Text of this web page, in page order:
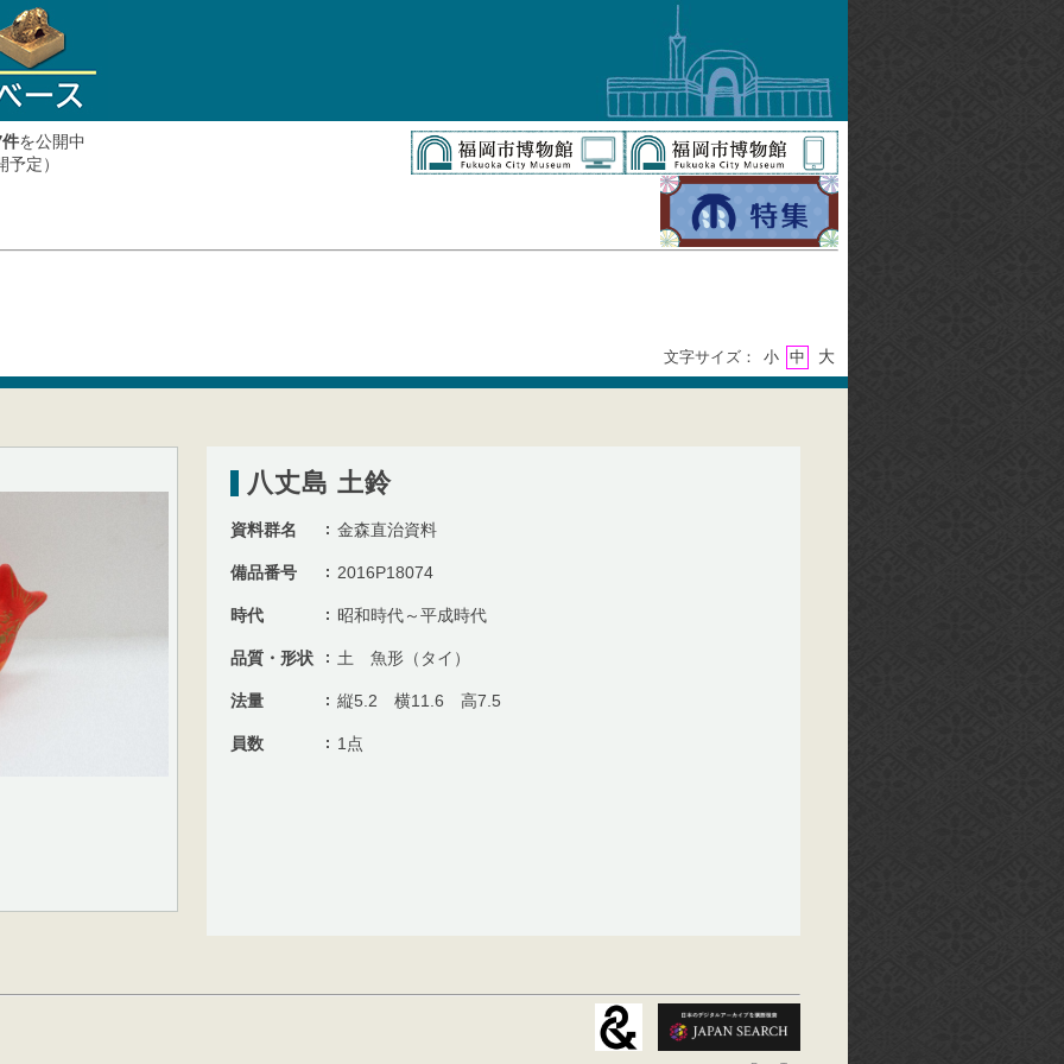
件を公開中
予定）
文字サイズ： 小 中 大
八丈島 土鈴
資料群名 金森直治資料
備品番号 2016P18074
時代 昭和時代～平成時代
品質・形状 土 魚形（タイ）
法量 縦5.2 横11.6 高7.5
員数 1点